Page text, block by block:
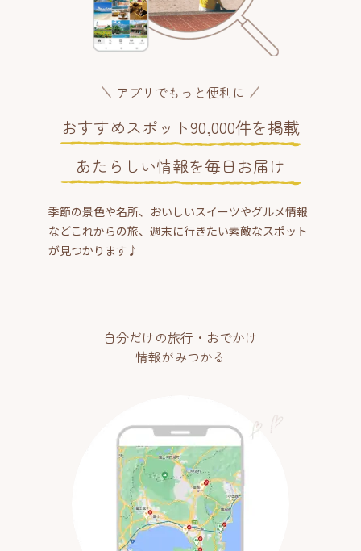
アプリでもっと便利に
おすすめスポット90,000件を掲載
あたらしい情報を毎日お届け
季節の景色や名所、おいしいスイーツやグルメ情報
などこれからの旅、週末に行きたい素敵なスポット
が見つかります♪
自分だけの旅行・おでかけ
情報がみつかる